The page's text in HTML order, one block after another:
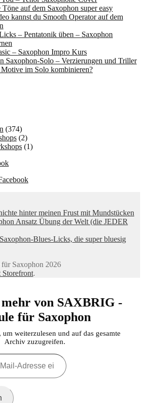
auf dem Saxophon super easy
kannst du Smooth Operator auf dem
– Pentatonik üben – Saxophon
– Saxophon Impro Kurs
Saxophon-Solo – Verzierungen und Triller
im Solo kombinieren?
(374)
(2)
(1)
hinter meinen Frust mit Mundstücken
Ansatz Übung der Welt (die JEDER
Blues-Licks, die super bluesig
Saxophon 2026
Storefront.
von SAXBRIG -
für Saxophon
um weiterzulesen und auf das gesamte
Archiv zuzugreifen.